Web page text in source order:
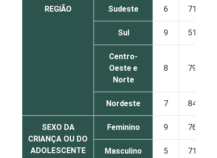
REGIÃO Sudeste 6 71
Sul 9 51
Centro-
Oeste e
Norte
8 79
Nordeste 7 84
SEXO DA
CRIANÇA OU DO
ADOLESCENTE
Feminino 9 76
Masculino 5 71